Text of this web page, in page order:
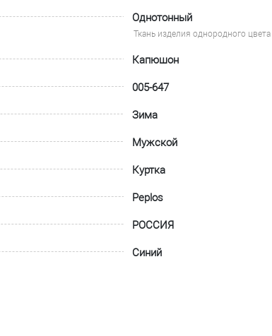
Однотонный
Ткань изделия однородного
Капюшон
005-647
Зима
Мужской
Куртка
Peplos
РОССИЯ
Синий